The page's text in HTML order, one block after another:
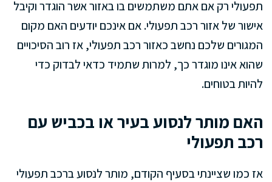
תפעולי רק אם אתם משתמשים בו באזור אשר הוגדר וקיבל
אישור של אזור רכב תפעולי. אם אינכם יודעים האם מקום
המגורים שלכם נחשב כאזור רכב תפעולי, אז רוב הסיכויים
שהוא אינו מוגדר כך, למרות שתמיד כדאי לבדוק כדי
להיות בטוחים.
האם מותר לנסוע בעיר או בכביש עם
רכב תפעולי
אז כמו שציינתי בסעיף הקודם, מותר לנסוע ברכב תפעולי